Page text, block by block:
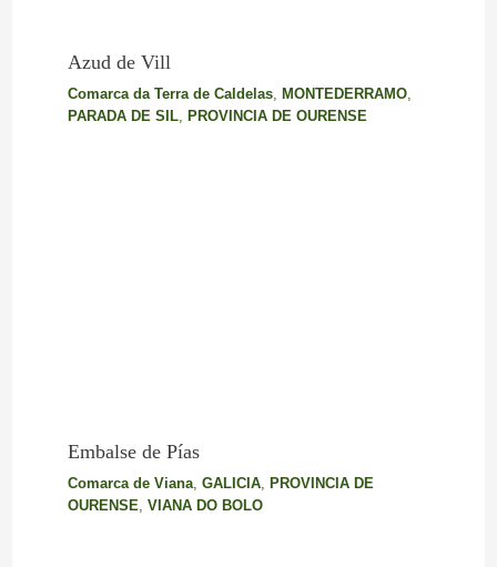
Azud de Vill
Comarca da Terra de Caldelas, MONTEDERRAMO,
PARADA DE SIL, PROVINCIA DE OURENSE
Embalse de Pías
Comarca de Viana, GALICIA, PROVINCIA DE
OURENSE VIANA DO BOLO